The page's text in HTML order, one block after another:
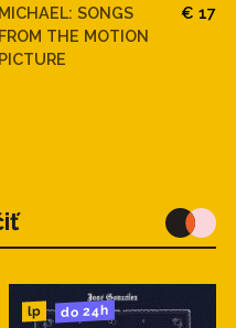
MICHAEL: SONGS
FROM THE MOTION
PICTURE
€ 17
lp do 24h